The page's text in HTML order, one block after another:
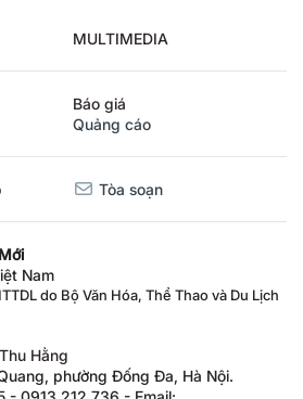
MULTIMEDIA
Báo giá
Quảng cáo
Tòa soạn
Nam
do Bộ Văn Hóa, Thể Thao và Du Lịch
Hằng
phường Đống Đa, Hà Nội.